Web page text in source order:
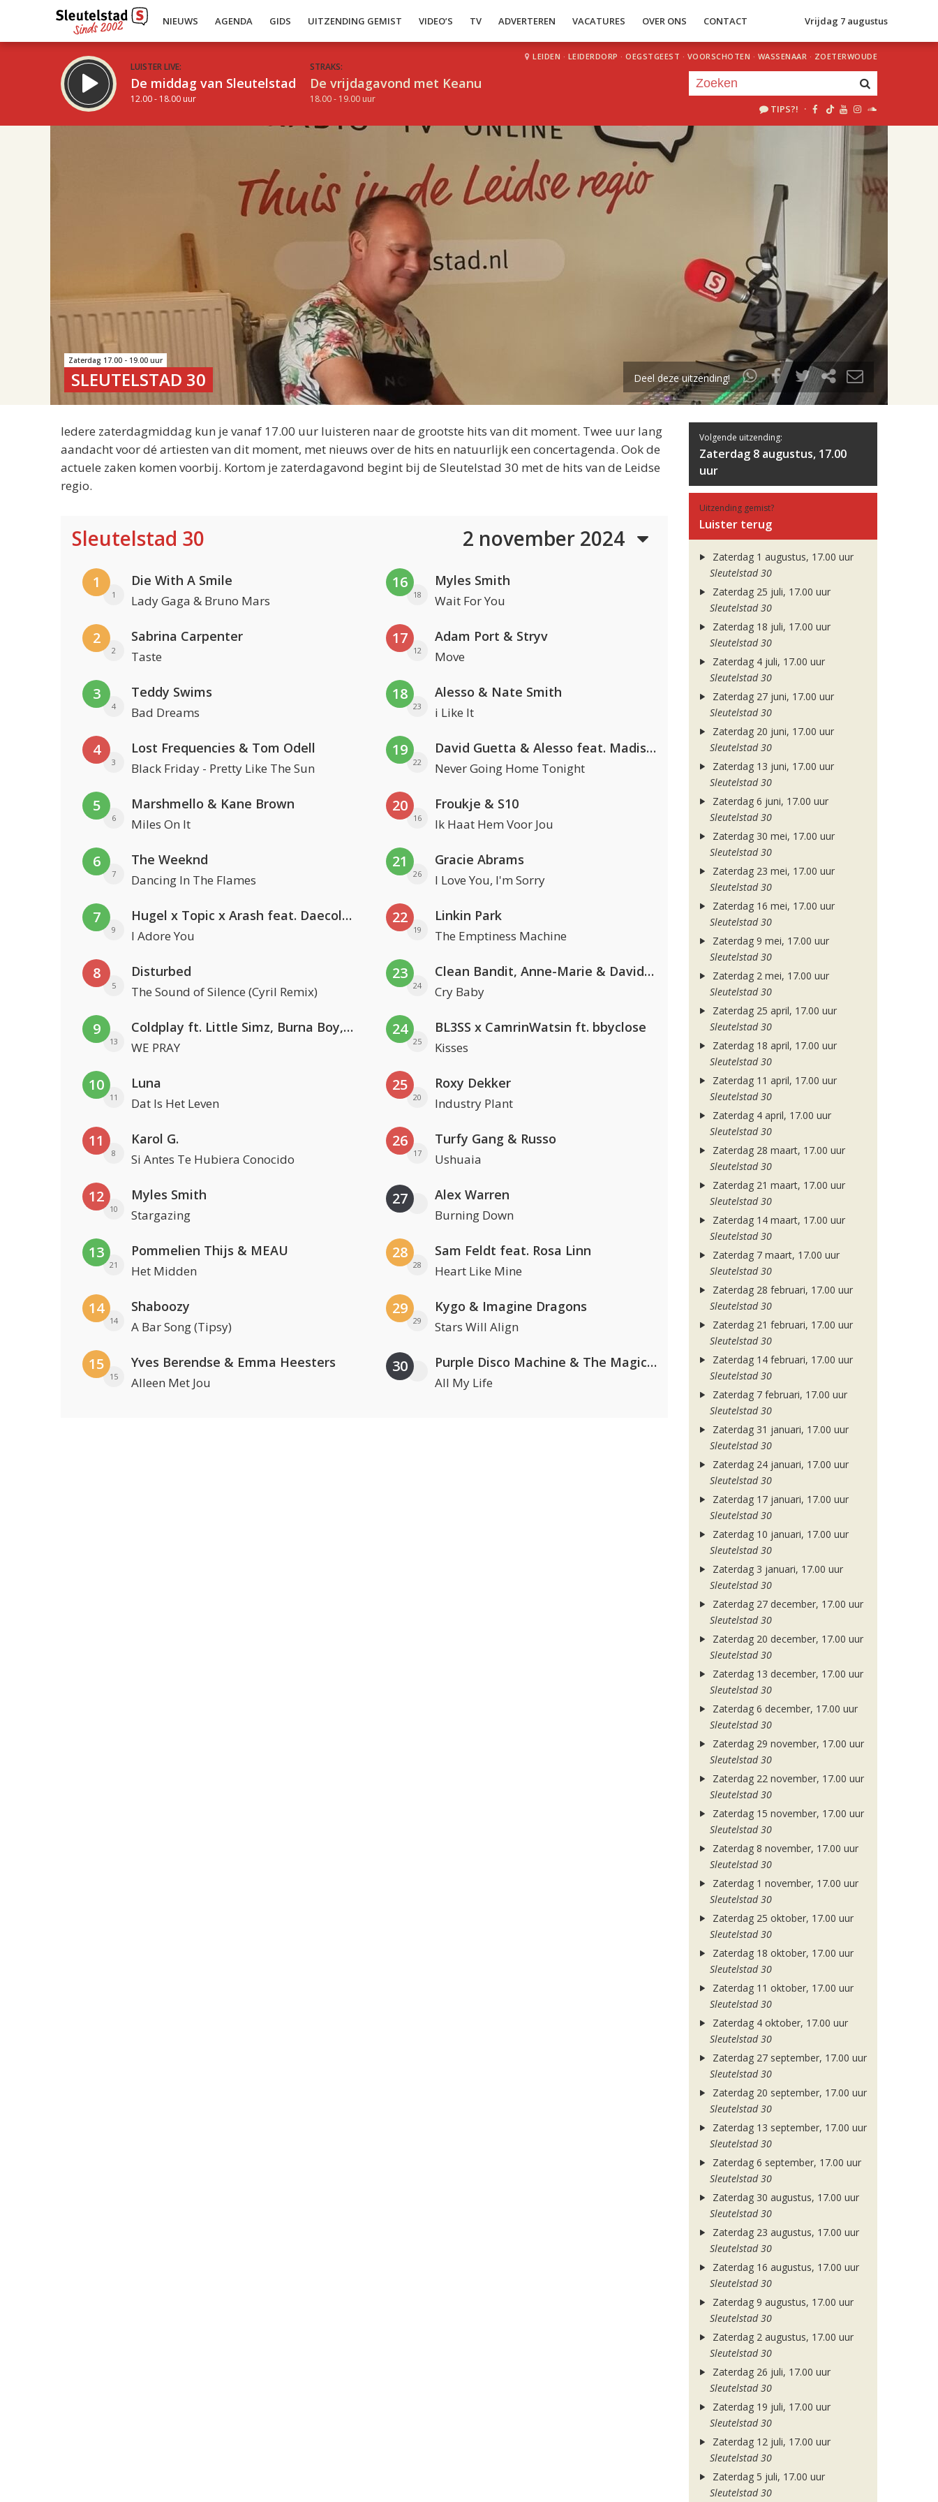
NIEUWS AGENDA GIDS UITZENDING GEMIST VIDEO’S TV ADVERTEREN VACATURES OVER ONS CONTACT Vrijdag 7 augustus
LUISTER LIVE:
De middag van Sleutelstad
12.00 - 18.00 uur
STRAKS:
De vrijdagavond met Keanu
18.00 - 19.00 uur
LEIDEN · LEIDERDORP · OEGSTGEEST · VOORSCHOTEN · WASSENAAR · ZOETERWOUDE
TIPS?! ·
uur 1 van 2
Volgend uur
Zaterdag 17.00 - 19.00 uur
SLEUTELSTAD 30 Deel deze uitzending!
Iedere zaterdagmiddag kun je vanaf 17.00 uur luisteren naar de grootste hits van dit moment. Twee uur lang
aandacht voor dé artiesten van dit moment, met nieuws over de hits en natuurlijk een concertagenda. Ook de
actuele zaken komen voorbij. Kortom je zaterdagavond begint bij de Sleutelstad 30 met de hits van de Leidse
regio.
Sleutelstad 30 2 november 2024
1
1
Die With A Smile
Lady Gaga & Bruno Mars
2
2
Sabrina Carpenter
Taste
3
4
Teddy Swims
Bad Dreams
4
3
Lost Frequencies & Tom Odell
Black Friday - Pretty Like The Sun
5
6
Marshmello & Kane Brown
Miles On It
6
7
The Weeknd
Dancing In The Flames
7
9
Hugel x Topic x Arash feat. Daecolm
I Adore You
8
5
Disturbed
The Sound of Silence (Cyril Remix)
9
13
Coldplay ft. Little Simz, Burna Boy, Elyanna & Tini
WE PRAY
10
11
Luna
Dat Is Het Leven
11
8
Karol G.
Si Antes Te Hubiera Conocido
12
10
Myles Smith
Stargazing
13
21
Pommelien Thijs & MEAU
Het Midden
14
14
Shaboozy
A Bar Song (Tipsy)
15
15
Yves Berendse & Emma Heesters
Alleen Met Jou
16
18
Myles Smith
Wait For You
17
12
Adam Port & Stryv
Move
18
23
Alesso & Nate Smith
i Like It
19
22
David Guetta & Alesso feat. Madison Love
Never Going Home Tonight
20
16
Froukje & S10
Ik Haat Hem Voor Jou
21
26
Gracie Abrams
I Love You, I'm Sorry
22
19
Linkin Park
The Emptiness Machine
23
24
Clean Bandit, Anne-Marie & David Guetta
Cry Baby
24
25
BL3SS x CamrinWatsin ft. bbyclose
Kisses
25
20
Roxy Dekker
Industry Plant
26
17
Turfy Gang & Russo
Ushuaia
27 Alex Warren
Burning Down
28
28
Sam Feldt feat. Rosa Linn
Heart Like Mine
29
29
Kygo & Imagine Dragons
Stars Will Align
30 Purple Disco Machine & The Magician
All My Life
Volgende uitzending:
Zaterdag 8 augustus, 17.00
uur
Uitzending gemist?
Luister terug
Zaterdag 1 augustus, 17.00 uur
Sleutelstad 30
Zaterdag 25 juli, 17.00 uur
Sleutelstad 30
Zaterdag 18 juli, 17.00 uur
Sleutelstad 30
Zaterdag 4 juli, 17.00 uur
Sleutelstad 30
Zaterdag 27 juni, 17.00 uur
Sleutelstad 30
Zaterdag 20 juni, 17.00 uur
Sleutelstad 30
Zaterdag 13 juni, 17.00 uur
Sleutelstad 30
Zaterdag 6 juni, 17.00 uur
Sleutelstad 30
Zaterdag 30 mei, 17.00 uur
Sleutelstad 30
Zaterdag 23 mei, 17.00 uur
Sleutelstad 30
Zaterdag 16 mei, 17.00 uur
Sleutelstad 30
Zaterdag 9 mei, 17.00 uur
Sleutelstad 30
Zaterdag 2 mei, 17.00 uur
Sleutelstad 30
Zaterdag 25 april, 17.00 uur
Sleutelstad 30
Zaterdag 18 april, 17.00 uur
Sleutelstad 30
Zaterdag 11 april, 17.00 uur
Sleutelstad 30
Zaterdag 4 april, 17.00 uur
Sleutelstad 30
Zaterdag 28 maart, 17.00 uur
Sleutelstad 30
Zaterdag 21 maart, 17.00 uur
Sleutelstad 30
Zaterdag 14 maart, 17.00 uur
Sleutelstad 30
Zaterdag 7 maart, 17.00 uur
Sleutelstad 30
Zaterdag 28 februari, 17.00 uur
Sleutelstad 30
Zaterdag 21 februari, 17.00 uur
Sleutelstad 30
Zaterdag 14 februari, 17.00 uur
Sleutelstad 30
Zaterdag 7 februari, 17.00 uur
Sleutelstad 30
Zaterdag 31 januari, 17.00 uur
Sleutelstad 30
Zaterdag 24 januari, 17.00 uur
Sleutelstad 30
Zaterdag 17 januari, 17.00 uur
Sleutelstad 30
Zaterdag 10 januari, 17.00 uur
Sleutelstad 30
Zaterdag 3 januari, 17.00 uur
Sleutelstad 30
Zaterdag 27 december, 17.00 uur
Sleutelstad 30
Zaterdag 20 december, 17.00 uur
Sleutelstad 30
Zaterdag 13 december, 17.00 uur
Sleutelstad 30
Zaterdag 6 december, 17.00 uur
Sleutelstad 30
Zaterdag 29 november, 17.00 uur
Sleutelstad 30
Zaterdag 22 november, 17.00 uur
Sleutelstad 30
Zaterdag 15 november, 17.00 uur
Sleutelstad 30
Zaterdag 8 november, 17.00 uur
Sleutelstad 30
Zaterdag 1 november, 17.00 uur
Sleutelstad 30
Zaterdag 25 oktober, 17.00 uur
Sleutelstad 30
Zaterdag 18 oktober, 17.00 uur
Sleutelstad 30
Zaterdag 11 oktober, 17.00 uur
Sleutelstad 30
Zaterdag 4 oktober, 17.00 uur
Sleutelstad 30
Zaterdag 27 september, 17.00 uur
Sleutelstad 30
Zaterdag 20 september, 17.00 uur
Sleutelstad 30
Zaterdag 13 september, 17.00 uur
Sleutelstad 30
Zaterdag 6 september, 17.00 uur
Sleutelstad 30
Zaterdag 30 augustus, 17.00 uur
Sleutelstad 30
Zaterdag 23 augustus, 17.00 uur
Sleutelstad 30
Zaterdag 16 augustus, 17.00 uur
Sleutelstad 30
Zaterdag 9 augustus, 17.00 uur
Sleutelstad 30
Zaterdag 2 augustus, 17.00 uur
Sleutelstad 30
Zaterdag 26 juli, 17.00 uur
Sleutelstad 30
Zaterdag 19 juli, 17.00 uur
Sleutelstad 30
Zaterdag 12 juli, 17.00 uur
Sleutelstad 30
Zaterdag 5 juli, 17.00 uur
Sleutelstad 30